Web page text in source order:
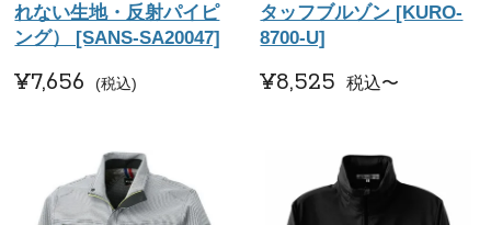
れない生地・反射パイピ
ング） [SANS-SA20047]
¥7,656 税込
タッフブルゾン [KURO-
8700-U]
¥8,525 税込〜